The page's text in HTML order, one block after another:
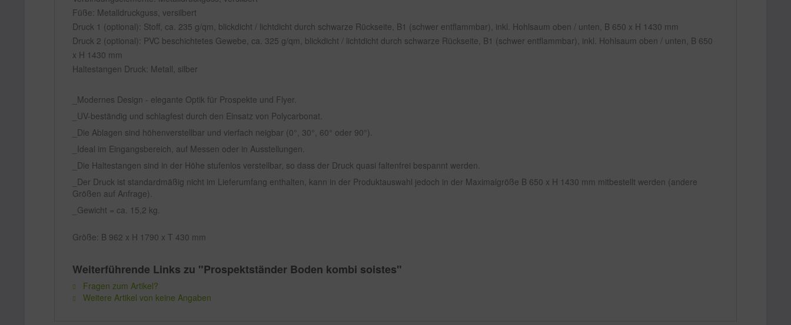
Füße: Metalldruckguss, versilbert
Druck 1 (optional): Stoff, ca. 235 g/qm, blickdicht / lichtdicht durch schwarze Rückseite, B1 (schwer entflammbar), inkl. Hohlsaum oben / unten, B 650 x H 1430 mm
Druck 2 (optional): PVC beschichtetes Gewebe, ca. 325 g/qm, blickdicht / lichtdicht durch schwarze Rückseite, B1 (schwer entflammbar), inkl. Hohlsaum oben / unten, B 650
x H 1430 mm
Haltestangen Druck: Metall, silber
Modernes Design - elegante Optik für Prospekte und Flyer.
UV-beständig und schlagfest durch den Einsatz von Polycarbonat.
Die Ablagen sind höhenverstellbar und vierfach neigbar (0°, 30°, 60° oder 90°).
Ideal im Eingangsbereich, auf Messen oder in Ausstellungen.
Die Haltestangen sind in der Höhe stufenlos verstellbar, so dass der Druck quasi faltenfrei bespannt werden.
Der Druck ist standardmäßig nicht im Lieferumfang enthalten, kann in der Produktauswahl jedoch in der Maximalgröße B 650 x H 1430 mm mitbestellt werden (andere
Größen auf Anfrage).
Gewicht = ca. 15,2 kg.
Größe: B 962 x H 1790 x T 430 mm
Weiterführende Links zu "Prospektständer Boden kombi soistes"
Fragen zum Artikel?
Weitere Artikel von keine Angaben